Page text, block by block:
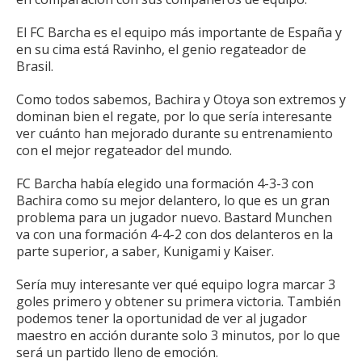
El FC Barcha es el equipo más importante de España y
en su cima está Ravinho, el genio regateador de
Brasil.
Como todos sabemos, Bachira y Otoya son extremos y
dominan bien el regate, por lo que sería interesante
ver cuánto han mejorado durante su entrenamiento
con el mejor regateador del mundo.
FC Barcha había elegido una formación 4-3-3 con
Bachira como su mejor delantero, lo que es un gran
problema para un jugador nuevo. Bastard Munchen
va con una formación 4-4-2 con dos delanteros en la
parte superior, a saber, Kunigami y Kaiser.
Sería muy interesante ver qué equipo logra marcar 3
goles primero y obtener su primera victoria. También
podemos tener la oportunidad de ver al jugador
maestro en acción durante solo 3 minutos, por lo que
será un partido lleno de emoción.